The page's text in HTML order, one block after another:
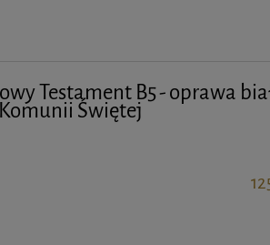
Testament B5 - oprawa
Świętej